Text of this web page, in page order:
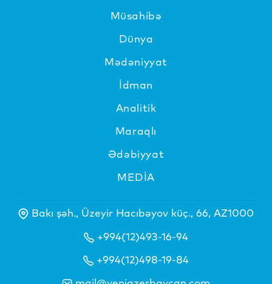
Müsahibə
Dünya
Mədəniyyat
İdman
Analitik
Maraqlı
Ədəbiyyat
MEDİA
Bakı şəh., Üzeyir Hacıbəyov küç., 66, AZ1000
+994(12)493-16-94
+994(12)498-19-84